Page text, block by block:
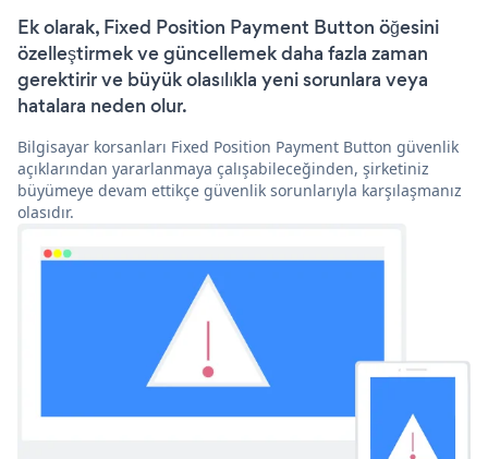
Ek olarak, Fixed Position Payment Button öğesini
özelleştirmek ve güncellemek daha fazla zaman
gerektirir ve büyük olasılıkla yeni sorunlara veya
hatalara neden olur.
Bilgisayar korsanları Fixed Position Payment Button güvenlik
açıklarından yararlanmaya çalışabileceğinden, şirketiniz
büyümeye devam ettikçe güvenlik sorunlarıyla karşılaşmanız
olasıdır.